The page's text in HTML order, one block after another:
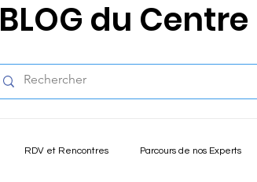
BLOG du
RDV et Rencontres Parcours de nos Experts